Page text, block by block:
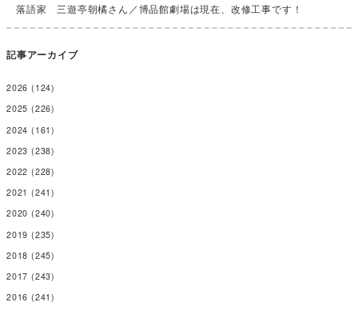
落語家 三遊亭朝橘さん／博品館劇場は現在、改修工事です！
記事アーカイブ
2026 (124)
2025 (226)
2024 (161)
2023 (238)
2022 (228)
2021 (241)
2020 (240)
2019 (235)
2018 (245)
2017 (243)
2016 (241)